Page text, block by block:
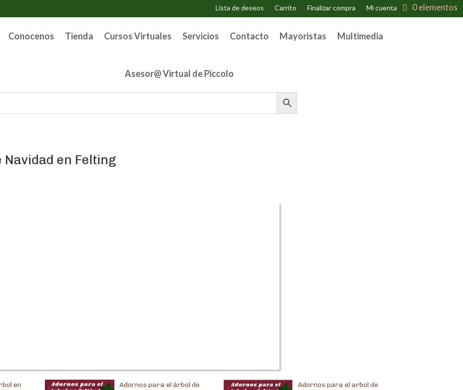
Lista de deseos Carrito Finalizar compra Mi cuenta 0 elementos
Conocenos Tienda Cursos Virtuales Servicios Contacto Mayoristas Multimedia
Asesor@ Virtual de Piccolo
en Felting
en
Adornos para el árbol de
Adornos para el arbol de